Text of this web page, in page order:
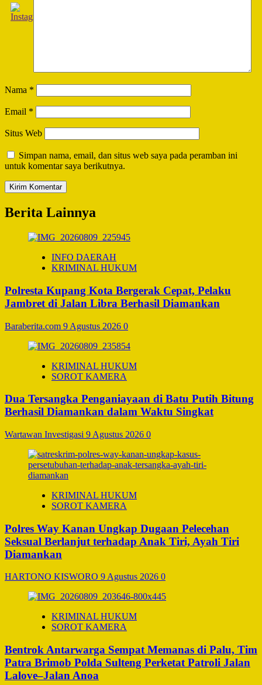
Nama *
Email *
Situs Web
Simpan nama, email, dan situs web saya pada peramban ini
untuk komentar saya berikutnya.
Berita Lainnya
INFO DAERAH
KRIMINAL HUKUM
Polresta Kupang Kota Bergerak Cepat, Pelaku
Jambret di Jalan Libra Berhasil Diamankan
Baraberita.com 9 Agustus 2026 0
KRIMINAL HUKUM
SOROT KAMERA
Dua Tersangka Penganiayaan di Batu Putih Bitung
Berhasil Diamankan dalam Waktu Singkat
Wartawan Investigasi 9 Agustus 2026 0
KRIMINAL HUKUM
SOROT KAMERA
Polres Way Kanan Ungkap Dugaan Pelecehan
Seksual Berlanjut terhadap Anak Tiri, Ayah Tiri
Diamankan
HARTONO KISWORO 9 Agustus 2026 0
KRIMINAL HUKUM
SOROT KAMERA
Bentrok Antarwarga Sempat Memanas di Palu, Tim
Patra Brimob Polda Sulteng Perketat Patroli Jalan
Lalove–Jalan Anoa